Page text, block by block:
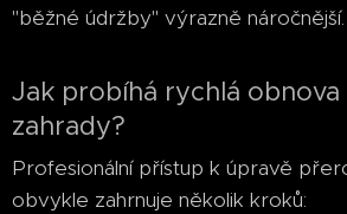
"běžné údržby" výrazně náročnější.
Jak probíhá rychlá obnova
zahrady?
Profesionální přístup k úpravě
obvykle zahrnuje několik kroků: